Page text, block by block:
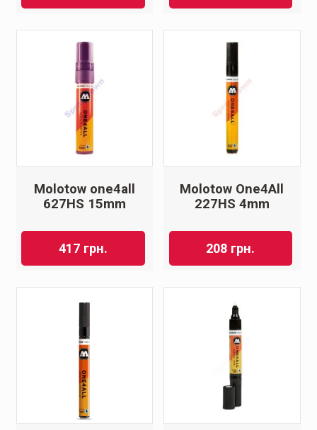
Molotow one4all
627HS 15mm
417 грн.
Molotow One4All
227HS 4mm
208 грн.